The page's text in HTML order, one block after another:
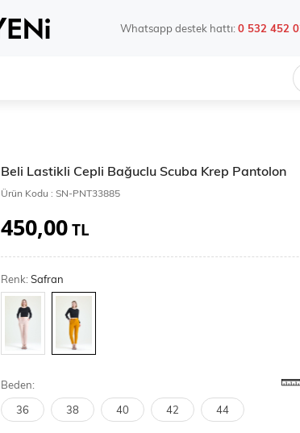
Whatsapp destek hattı:0 532 452
Beli Lastikli Cepli Bağuclu Scuba Krep Pantolon
Ürün Kodu : SN-PNT33885
450,00TL
Renk:Safran
Beden:
36 38 40 42 44